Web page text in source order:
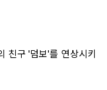
친구 '덤보'를 연상시키